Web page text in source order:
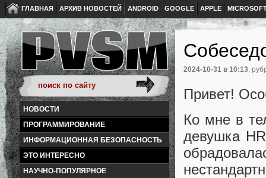
ГЛАВНАЯ АРХИВ НОВОСТЕЙ ANDROID GOOGLE APPLE
НОВОСТИ
ПРОГРАММИРОВАНИЕ
ИНФОРМАЦИОННАЯ БЕЗОПАСНОСТЬ
ЭТО ИНТЕРЕСНО
НАУЧНО-ПОПУЛЯРНОЕ
2024-10-31 в 10:13,
Привет!
Ко мне в
девушка